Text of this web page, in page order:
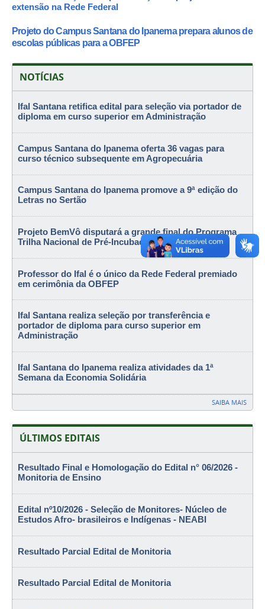
extensão na Rede Federal
Projeto do Campus Santana do Ipanema prepara alunos de
escolas públicas para a OBFEP
NOTÍCIAS
Ifal Santana retifica edital para seleção via portador de
diploma em curso superior em Administração
Campus Santana do Ipanema oferta 36 vagas para
curso técnico subsequente em Agropecuária
Campus Santana do Ipanema promove a 9ª edição do
Letras no Sertão
Projeto BemVô disputará a grande final do Programa
Trilha Nacional de Pré-Incubação Brasil Inovador
Professor do Ifal é o único da Rede Federal premiado
em cerimônia da OBFEP
Ifal Santana realiza seleção por transferência e
portador de diploma para curso superior em
Administração
Ifal Santana do Ipanema realiza atividades da 1ª
Semana da Economia Solidária
SAIBA MAIS
ÚLTIMOS EDITAIS
Resultado Final e Homologação do Edital n° 06/2026 -
Monitoria de Ensino
Edital nº10/2026 - Seleção de Monitores- Núcleo de
Estudos Afro- brasileiros e Indígenas - NEABI
Resultado Parcial Edital de Monitoria
Resultado Parcial Edital de Monitoria